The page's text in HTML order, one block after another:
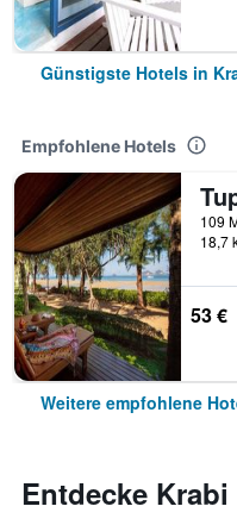
Günstigste Hotels in
Empfohlene Hotels
18,7
53 €
Weitere empfohlene
Entdecke Krabi